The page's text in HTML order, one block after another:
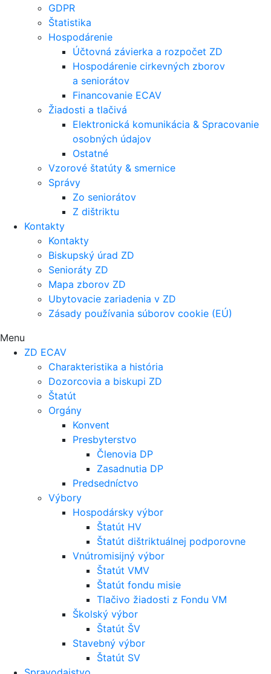
GDPR
Štatistika
Hospodárenie
Účtovná závierka a rozpočet ZD
Hospodárenie cirkevných zborov
a seniorátov
Financovanie ECAV
Žiadosti a tlačivá
Elektronická komunikácia & Spracovanie
osobných údajov
Ostatné
Vzorové štatúty & smernice
Správy
Zo seniorátov
Z dištriktu
Kontakty
Kontakty
Biskupský úrad ZD
Senioráty ZD
Mapa zborov ZD
Ubytovacie zariadenia v ZD
Zásady používania súborov cookie (EÚ)
Menu
ZD ECAV
Charakteristika a história
Dozorcovia a biskupi ZD
Štatút
Orgány
Konvent
Presbyterstvo
Členovia DP
Zasadnutia DP
Predsedníctvo
Výbory
Hospodársky výbor
Štatút HV
Štatút dištriktuálnej podporovne
Vnútromisijný výbor
Štatút VMV
Štatút fondu misie
Tlačivo žiadosti z Fondu VM
Školský výbor
Štatút ŠV
Stavebný výbor
Štatút SV